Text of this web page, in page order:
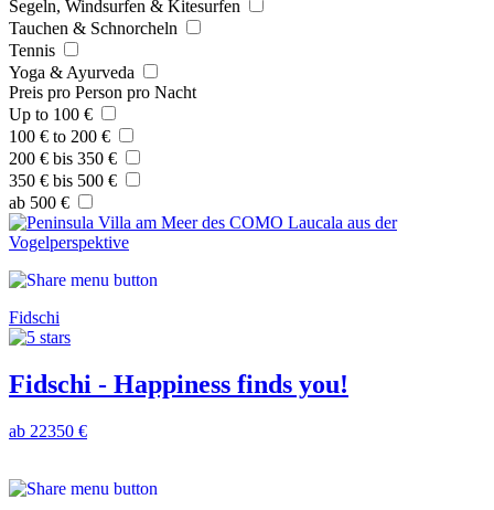
Segeln, Windsurfen & Kitesurfen
Tauchen & Schnorcheln
Tennis
Yoga & Ayurveda
Preis pro Person pro Nacht
Up to 100 €
100 € to 200 €
200 € bis 350 €
350 € bis 500 €
ab 500 €
Fidschi
Fidschi - Happiness finds you!
ab 22350 €